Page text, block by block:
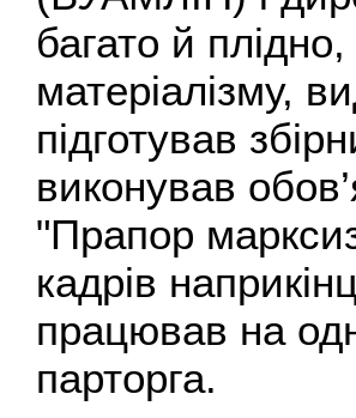
багато й
матеріалізму,
підготував
виконував
"Прапор
кадрів
працював на
парторга.